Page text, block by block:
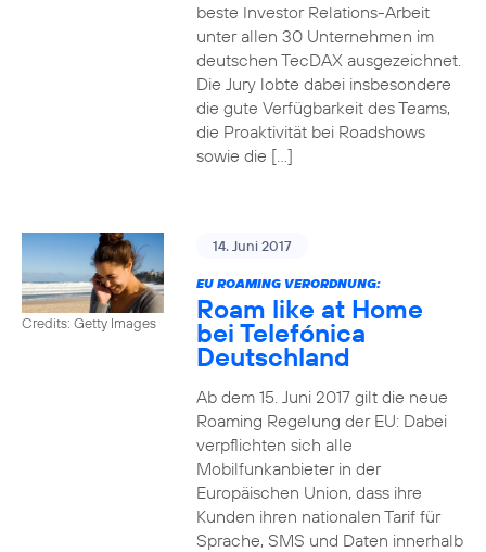
beste Investor Relations-Arbeit
unter allen 30 Unternehmen im
deutschen TecDAX ausgezeichnet.
Die Jury lobte dabei insbesondere
die gute Verfügbarkeit des Teams,
die Proaktivität bei Roadshows
sowie die […]
Credits: Getty Images
14. Juni 2017
EU ROAMING VERORDNUNG:
Roam like at Home
bei Telefónica
Deutschland
Ab dem 15. Juni 2017 gilt die neue
Roaming Regelung der EU: Dabei
verpflichten sich alle
Mobilfunkanbieter in der
Europäischen Union, dass ihre
Kunden ihren nationalen Tarif für
Sprache, SMS und Daten innerhalb